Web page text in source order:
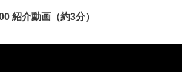
紹介動画（約3分）